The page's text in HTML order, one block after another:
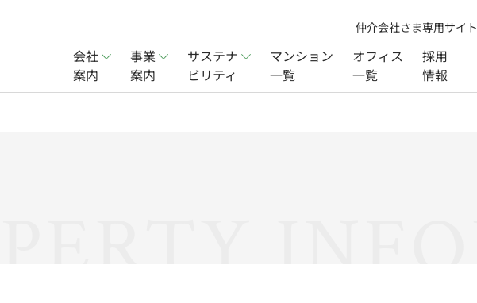
仲介会社さま専用サイト
会社
案内
事業
案内
サステナ
ビリティ
マンション
一覧
オフィス
一覧
採用
情報